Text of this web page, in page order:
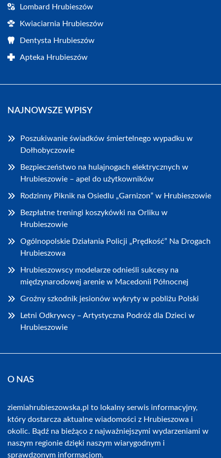
Lombard Hrubieszów
Kwiaciarnia Hrubieszów
Dentysta Hrubieszów
Apteka Hrubieszów
NAJNOWSZE WPISY
Poszukiwanie świadków śmiertelnego wypadku w
Dołhobyczowie
Bezpieczeństwo na hulajnogach elektrycznych w
Hrubieszowie – apel do użytkowników
Rodzinny Piknik na Osiedlu „Garnizon” w Hrubieszowie
Bezpłatne treningi koszykówki na Orliku w
Hrubieszowie
Ogólnopolskie Działania Policji „Prędkość” Na Drogach
Hrubieszowa
Hrubieszowscy modelarze odnieśli sukcesy na
międzynarodowej arenie w Macedonii Północnej
Groźny szkodnik jesionów wykryty w pobliżu Polski
Letni Odkrywcy – Artystyczna Podróż dla Dzieci w
Hrubieszowie
O NAS
ziemiahrubieszowska.pl to lokalny serwis informacyjny,
który dostarcza aktualne wiadomości z Hrubieszowa i
okolic. Bądź na bieżąco z najważniejszymi wydarzeniami w
naszym regionie dzięki naszym wiarygodnym i
sprawdzonym informacjom.